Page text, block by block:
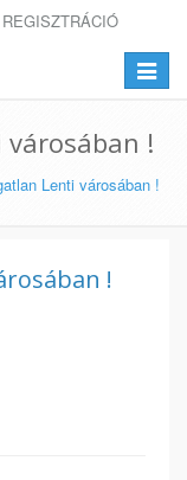
REGISZTRÁCIÓ
Toggle
!
Lenti városában !
!